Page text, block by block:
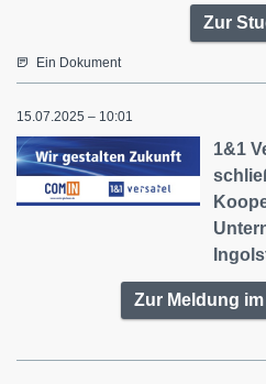
Zur
Ein Dokument
15.07.2025 – 10:01
1&1
Zur Meldung